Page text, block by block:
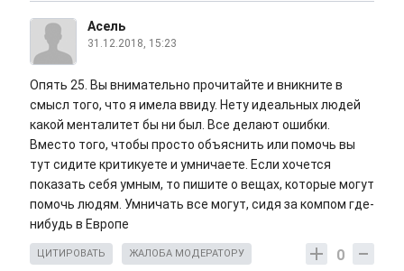
Асель
31.12.2018, 15:23
Опять 25. Вы внимательно прочитайте и вникните в
смысл того, что я имела ввиду. Нету идеальных людей
какой менталитет бы ни был. Все делают ошибки.
Вместо того, чтобы просто объяснить или помочь вы
тут сидите критикуете и умничаете. Если хочется
показать себя умным, то пишите о вещах, которые могут
помочь людям. Умничать все могут, сидя за компом где-
нибудь в Европе
0
ЦИТИРОВАТЬ ЖАЛОБА МОДЕРАТОРУ